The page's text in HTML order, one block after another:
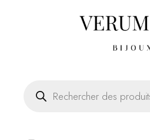
Livraison offerte dès 35€ d'achats